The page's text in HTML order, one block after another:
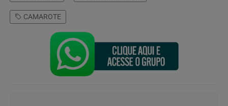
CAMAROTE